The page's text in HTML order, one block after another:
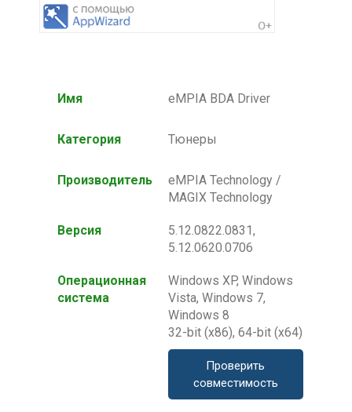
Имя eMPIA BDA Driver
Категория Тюнеры
Производитель
eMPIA Technology /
MAGIX Technology
Версия
5.12.0822.0831,
5.12.0620.0706
Операционная
система
Windows XP, Windows
Vista, Windows 7,
Windows 8
32-bit (x86), 64-bit (x64)
Проверить
совместимость